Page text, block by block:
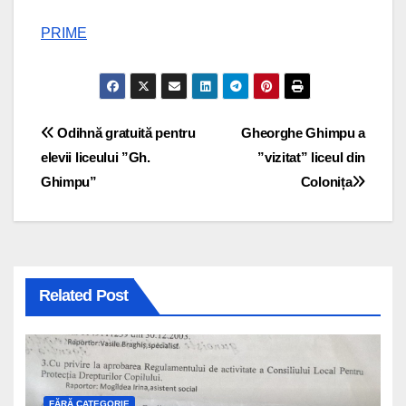
PRIME
Navigare
în
Gheorghe Ghimpu a
”vizitat” liceul din
Colonița
Odihnă gratuită pentru
elevii liceului ”Gh.
Ghimpu”
Related Post